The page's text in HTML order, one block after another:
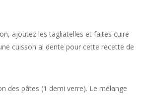
ajoutez les tagliatelles et faites cuire
cuisson al dente pour cette recette de
des pâtes (1 demi verre). Le mélange